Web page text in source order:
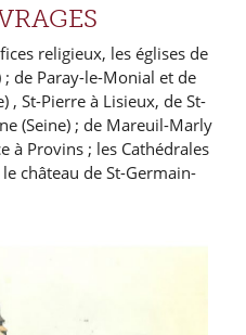
religieux, les églises de
; de Paray-le-Monial et de
, St-Pierre à Lisieux, de St-
(Seine) ; de Mareuil-Marly
à Provins ; les Cathédrales
château de St-Germain-